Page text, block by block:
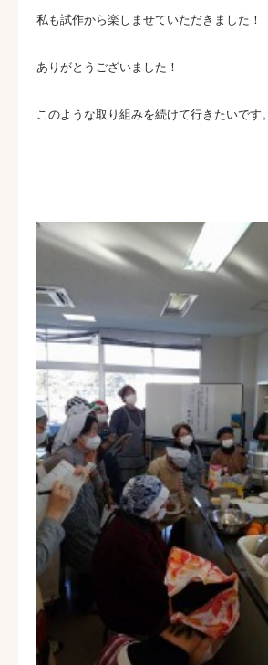
私も試作から楽しませていただきました！
ありがとうございました！
このような取り組みを続けて行きたいです。